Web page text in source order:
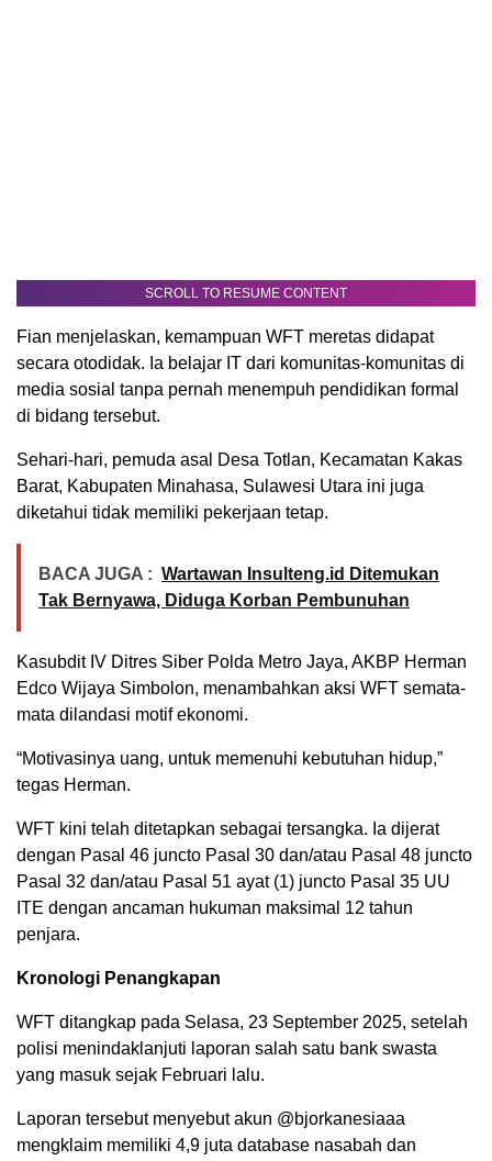
SCROLL TO RESUME CONTENT
Fian menjelaskan, kemampuan WFT meretas didapat
secara otodidak. Ia belajar IT dari komunitas-komunitas di
media sosial tanpa pernah menempuh pendidikan formal
di bidang tersebut.
Sehari-hari, pemuda asal Desa Totlan, Kecamatan Kakas
Barat, Kabupaten Minahasa, Sulawesi Utara ini juga
diketahui tidak memiliki pekerjaan tetap.
BACA JUGA : Wartawan Insulteng.id Ditemukan
Tak Bernyawa, Diduga Korban Pembunuhan
Kasubdit IV Ditres Siber Polda Metro Jaya, AKBP Herman
Edco Wijaya Simbolon, menambahkan aksi WFT semata-
mata dilandasi motif ekonomi.
“Motivasinya uang, untuk memenuhi kebutuhan hidup,”
tegas Herman.
WFT kini telah ditetapkan sebagai tersangka. Ia dijerat
dengan Pasal 46 juncto Pasal 30 dan/atau Pasal 48 juncto
Pasal 32 dan/atau Pasal 51 ayat (1) juncto Pasal 35 UU
ITE dengan ancaman hukuman maksimal 12 tahun
penjara.
Kronologi Penangkapan
WFT ditangkap pada Selasa, 23 September 2025, setelah
polisi menindaklanjuti laporan salah satu bank swasta
yang masuk sejak Februari lalu.
Laporan tersebut menyebut akun @bjorkanesiaaa
mengklaim memiliki 4,9 juta database nasabah dan